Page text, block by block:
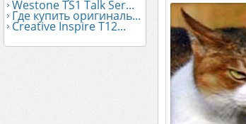
Westone TS1 Talk Ser...
Где купить оригиналь...
Creative Inspire T12...